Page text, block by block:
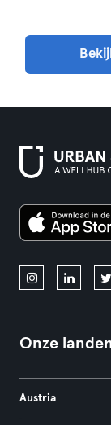
Onze landen
Austria